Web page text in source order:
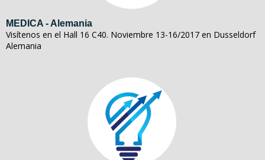
MEDICA - Alemania
Visítenos en el Hall 16 C40. Noviembre 13-16/2017 en Dusseldorf
Alemania